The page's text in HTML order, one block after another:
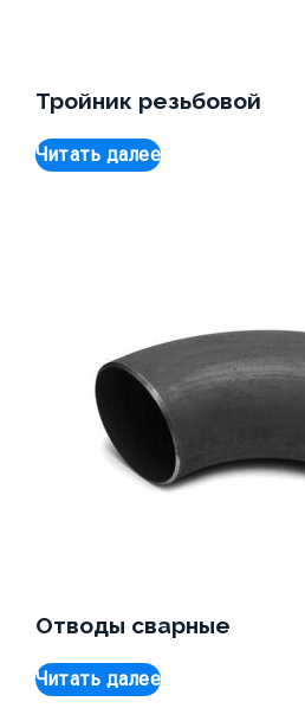
Тройник резьбовой
Читать далее
Отводы сварные
Читать далее